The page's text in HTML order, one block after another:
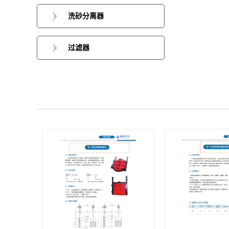
洗砂分离器
过滤器